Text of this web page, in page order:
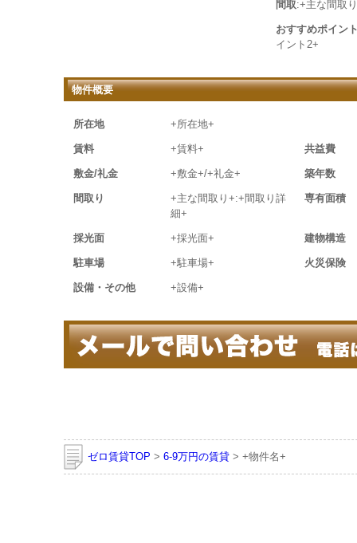
間取:+主な間取
おすすめポイン
イント2+
物件概要
所在地 +所在地+
賃料 +賃料+ 共益費
敷金/礼金 +敷金+/+礼金+ 築年数
間取り
+主な間取り+:+間取り詳
細+
専有面積
採光面 +採光面+ 建物構造
駐車場 +駐車場+ 火災保険
設備・その他 +設備+
ゼロ賃貸TOP > 6-9万円の賃貸 > +物件名+